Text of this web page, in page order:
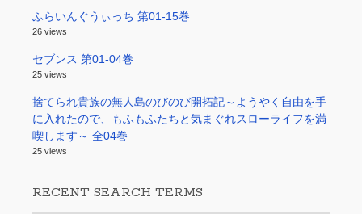
ふらいんぐうぃっち 第01-15巻
26 views
セブンス 第01-04巻
25 views
捨てられ貴族の無人島のびのび開拓記～ようやく自由を手
に入れたので、もふもふたちと気まぐれスローライフを満
喫します～ 全04巻
25 views
RECENT SEARCH TERMS